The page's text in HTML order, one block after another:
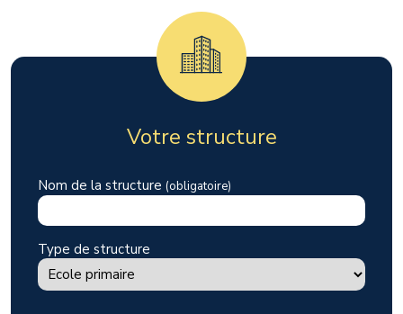
Votre structure
Nom de la structure (obligatoire)
Type de structure